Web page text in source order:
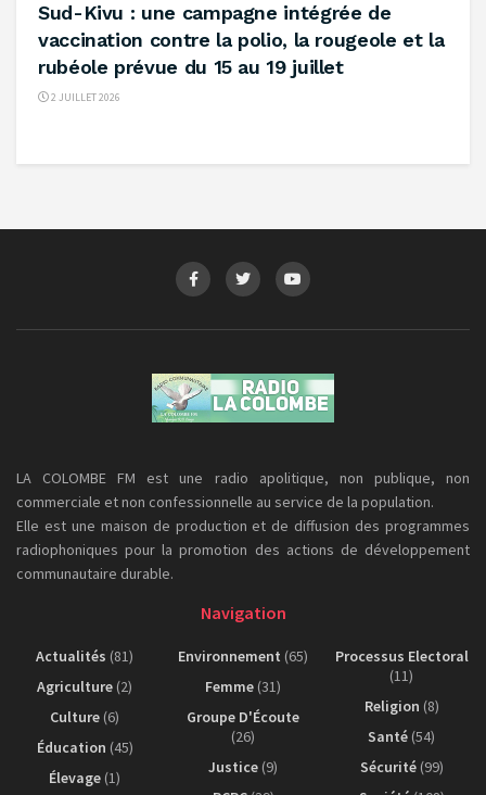
‎Sud-Kivu : une campagne intégrée de
vaccination contre la polio, la rougeole et la
rubéole prévue du 15 au 19 juillet ‎
2 JUILLET 2026
LA COLOMBE FM est une radio apolitique, non publique, non
commerciale et non confessionnelle au service de la population.
Elle est une maison de production et de diffusion des programmes
radiophoniques pour la promotion des actions de développement
communautaire durable.
Navigation
Actualités (81)
Agriculture (2)
Culture (6)
Éducation (45)
Élevage (1)
Environnement (65)
Femme (31)
Groupe D'Écoute
(26)
Justice (9)
Processus Electoral
(11)
Religion (8)
Santé (54)
Sécurité(99)